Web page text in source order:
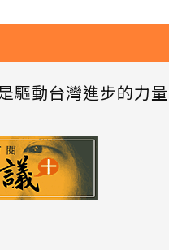
驅動台灣進步的力量